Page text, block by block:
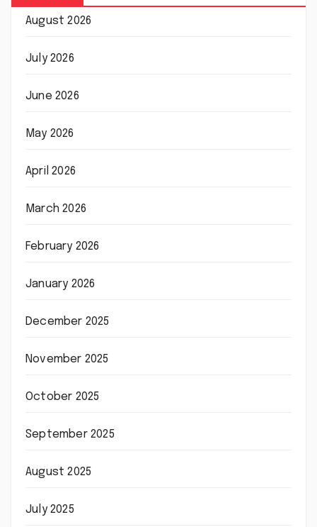
August 2026
July 2026
June 2026
May 2026
April 2026
March 2026
February 2026
January 2026
December 2025
November 2025
October 2025
September 2025
August 2025
July 2025